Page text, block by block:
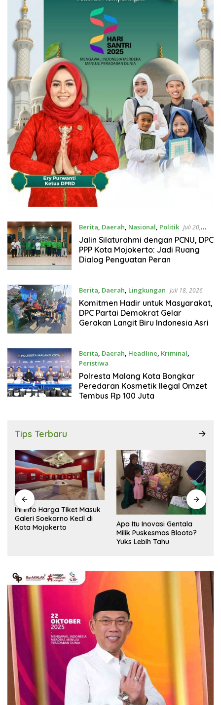
Berita, Daerah, Nasional, Politik Juli 20,
2026
Jalin Silaturahmi dengan PCNU, DPC
PPP Kota Mojokerto: Jadi Ruang
Dialog Penguatan Peran
Berita, Daerah, Lingkungan Juli 18, 2026
Komitmen Hadir untuk Masyarakat,
DPC Partai Demokrat Gelar
Gerakan Langit Biru Indonesia Asri
Berita, Daerah, Headline, Kriminal,
Peristiwa
Juli 17, 2026
Polresta Malang Kota Bongkar
Peredaran Kosmetik Ilegal Omzet
Tembus Rp 100 Juta
Tips Terbaru
Ini Info Harga Tiket Masuk
Galeri Soekarno Kecil di
Kota Mojokerto
Apa Itu Inovasi Gentala
Milik Puskesmas Blooto?
Yuks Lebih Tahu